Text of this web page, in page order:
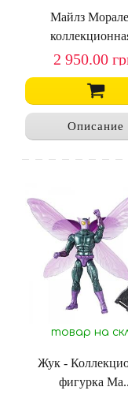
Майлз
2 950.00
Описание
товар на
Жук -
фигурка